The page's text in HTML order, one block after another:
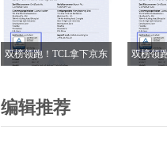
爆棚
双榜领跑！TCL拿下京东
T7M Pro登顶抖音单品榜
双榜领
编辑推荐